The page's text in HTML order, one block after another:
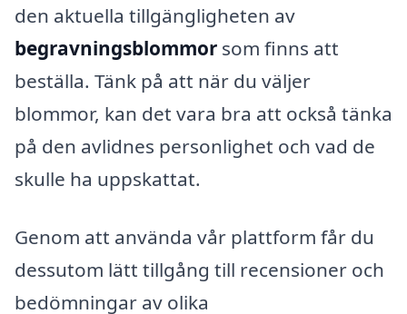
den aktuella tillgängligheten av
begravningsblommor som finns att
beställa. Tänk på att när du väljer
blommor, kan det vara bra att också tänka
på den avlidnes personlighet och vad de
skulle ha uppskattat.
Genom att använda vår plattform får du
dessutom lätt tillgång till recensioner och
bedömningar av olika